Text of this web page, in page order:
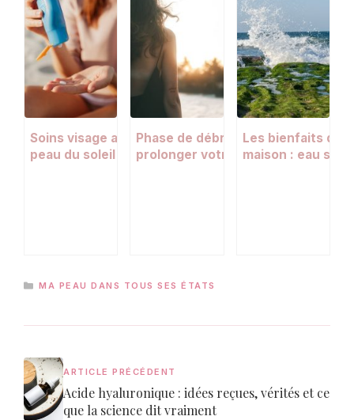
Soins visage avec FPS : protéger sa
peau du soleil toute l’année
Phase de débronze : 4 gestes pour
prolonger votre hâle après l’été
Les bienfaits de
maison : eau
CATÉGORIES
MA PEAU DANS TOUS SES ÉTATS
ARTICLE PRÉCÉDENT
Acide hyaluronique : idées reçues, vérités et ce
que la science dit vraiment